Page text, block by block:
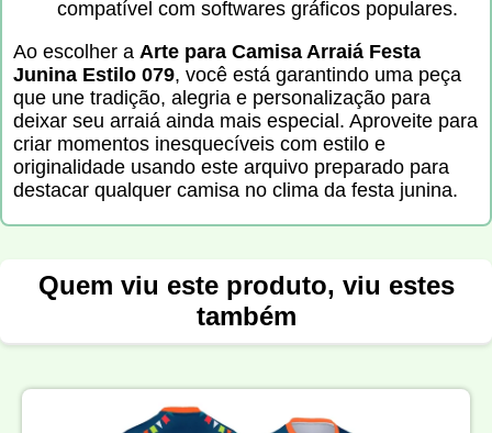
compatível com softwares gráficos populares.
Ao escolher a Arte para Camisa Arraiá Festa
Junina Estilo 079, você está garantindo uma peça
que une tradição, alegria e personalização para
deixar seu arraiá ainda mais especial. Aproveite para
criar momentos inesquecíveis com estilo e
originalidade usando este arquivo preparado para
destacar qualquer camisa no clima da festa junina.
Quem viu este produto, viu estes
também